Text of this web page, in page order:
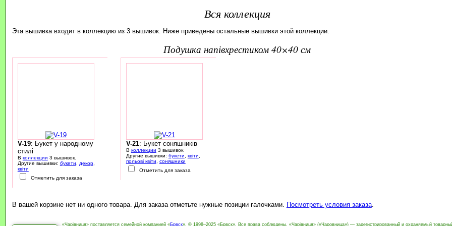
Вся коллекция
Эта вышивка входит в коллекцию из 3 вышивок. Ниже приведены остальные вышивки этой коллекции.
подушка напівхрестиком 40×40 см
V-19: Букет у народному
стилі
В коллекции 3 вышивок.
Другие вышивки: букети, декор,
квіти
Отметить для заказа
V-21: Букет соняшників
В коллекции 3 вышивок.
Другие вышивки: букети, квіти,
польові квіти, соняшники
Отметить для заказа
В вашей корзине нет ни одного товара. Для заказа отметьте нужные позиции галочками. Посмотреть условия заказа.
«Чарівниця» поставляется семейной компанией «Брвск». © 1998–2025 «Брвск». Все права соблюдены. «Чарівниця» («Чаровница») — зарегистрированный и охраняемый